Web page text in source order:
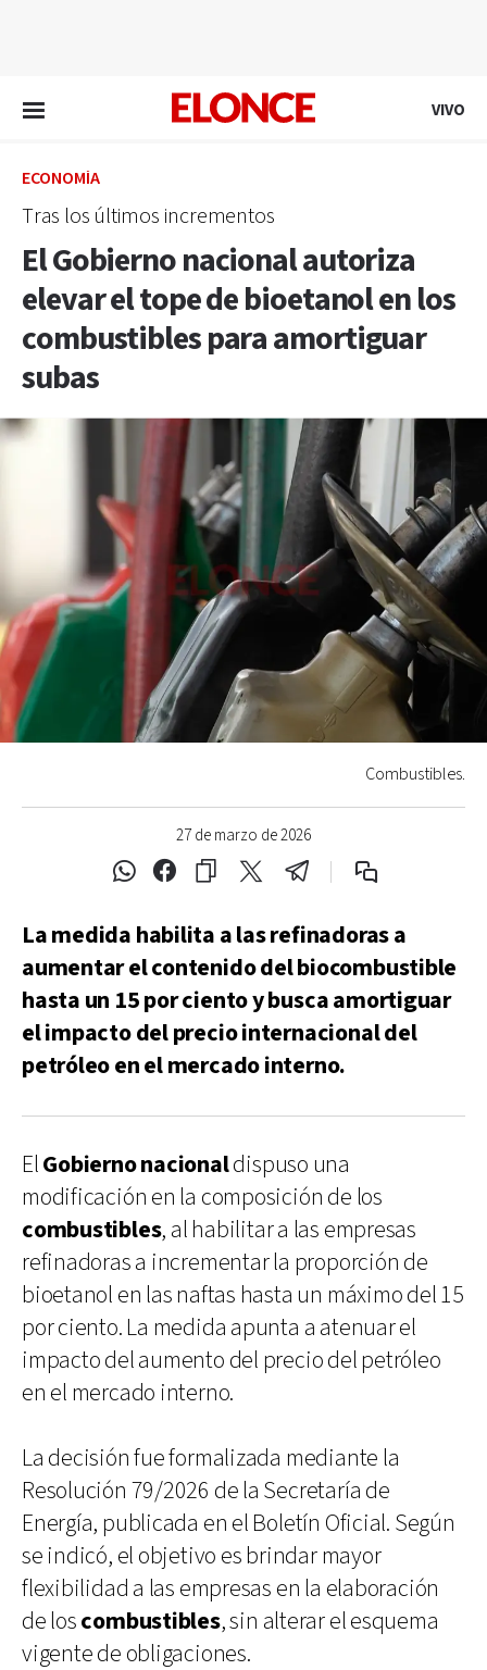
VIVO
ECONOMÍA
Tras los últimos incrementos
El Gobierno nacional autoriza
elevar el tope de bioetanol en los
combustibles para amortiguar
subas
27 de marzo de 2026
Combustibles.
La medida habilita a las refinadoras a
aumentar el contenido del biocombustible
hasta un 15 por ciento y busca amortiguar
el impacto del precio internacional del
petróleo en el mercado interno.
ElGobierno nacionaldispuso una
modificación en la composición de los
combustibles, al habilitar a las empresas
refinadoras a incrementar la proporción de
bioetanol en las naftas hasta un máximo del 15
por ciento. La medida apunta a atenuar el
impacto del aumento del precio del petróleo
en el mercado interno.
La decisión fue formalizada mediante la
Resolución 79/2026 de la Secretaría de
Energía, publicada en el Boletín Oficial. Según
se indicó, el objetivo es brindar mayor
flexibilidad a las empresas en la elaboración
de loscombustibles, sin alterar el esquema
vigente de obligaciones.